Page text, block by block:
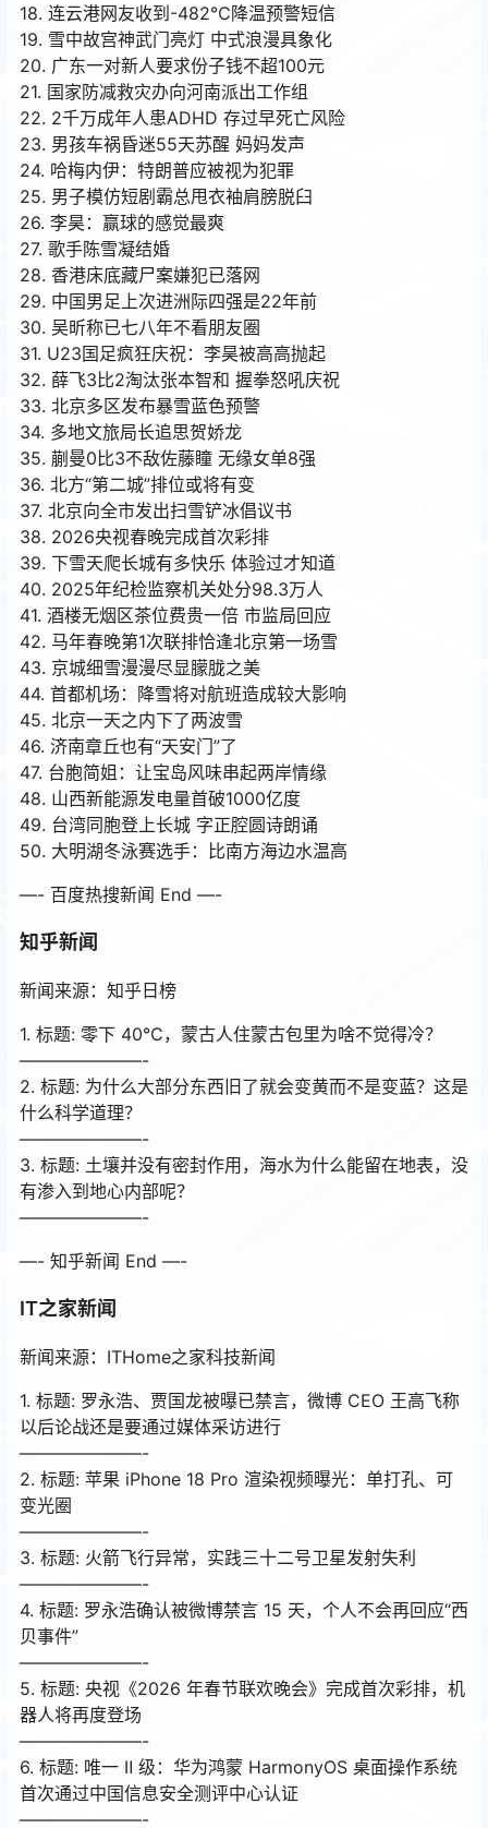
18. 连云港网友收到-482℃降温预警短信
19. 雪中故宫神武门亮灯 中式浪漫具象化
20. 广东一对新人要求份子钱不超100元
21. 国家防减救灾办向河南派出工作组
22. 2千万成年人患ADHD 存过早死亡风险
23. 男孩车祸昏迷55天苏醒 妈妈发声
24. 哈梅内伊：特朗普应被视为犯罪
25. 男子模仿短剧霸总甩衣袖肩膀脱臼
26. 李昊：赢球的感觉最爽
27. 歌手陈雪凝结婚
28. 香港床底藏尸案嫌犯已落网
29. 中国男足上次进洲际四强是22年前
30. 吴昕称已七八年不看朋友圈
31. U23国足疯狂庆祝：李昊被高高抛起
32. 薛飞3比2淘汰张本智和 握拳怒吼庆祝
33. 北京多区发布暴雪蓝色预警
34. 多地文旅局长追思贺娇龙
35. 蒯曼0比3不敌佐藤瞳 无缘女单8强
36. 北方“第二城”排位或将有变
37. 北京向全市发出扫雪铲冰倡议书
38. 2026央视春晚完成首次彩排
39. 下雪天爬长城有多快乐 体验过才知道
40. 2025年纪检监察机关处分98.3万人
41. 酒楼无烟区茶位费贵一倍 市监局回应
42. 马年春晚第1次联排恰逢北京第一场雪
43. 京城细雪漫漫尽显朦胧之美
44. 首都机场：降雪将对航班造成较大影响
45. 北京一天之内下了两波雪
46. 济南章丘也有“天安门”了
47. 台胞简姐：让宝岛风味串起两岸情缘
48. 山西新能源发电量首破1000亿度
49. 台湾同胞登上长城 字正腔圆诗朗诵
50. 大明湖冬泳赛选手：比南方海边水温高
—- 百度热搜新闻 End —-
知乎新闻
新闻来源：知乎日榜
1. 标题: 零下 40℃，蒙古人住蒙古包里为啥不觉得冷？
———————-
2. 标题: 为什么大部分东西旧了就会变黄而不是变蓝？这是
什么科学道理？
———————-
3. 标题: 土壤并没有密封作用，海水为什么能留在地表，没
有渗入到地心内部呢？
———————-
—- 知乎新闻 End —-
IT之家新闻
新闻来源：ITHome之家科技新闻
1. 标题: 罗永浩、贾国龙被曝已禁言，微博 CEO 王高飞称
以后论战还是要通过媒体采访进行
———————-
2. 标题: 苹果 iPhone 18 Pro 渲染视频曝光：单打孔、可
变光圈
———————-
3. 标题: 火箭飞行异常，实践三十二号卫星发射失利
———————-
4. 标题: 罗永浩确认被微博禁言 15 天，个人不会再回应“西
贝事件”
———————-
5. 标题: 央视《2026 年春节联欢晚会》完成首次彩排，机
器人将再度登场
———————-
6. 标题: 唯一 Ⅱ 级：华为鸿蒙 HarmonyOS 桌面操作系统
首次通过中国信息安全测评中心认证
———————-